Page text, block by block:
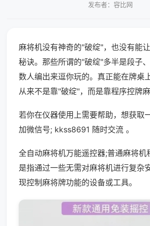
发布者：容比网
麻将机没有神奇的"破绽"，也没有能
秘诀。那些所谓的"破绽"多半是段子
数人编出来逗你玩的。真正能在牌桌
从来不是靠"破绽"，而是靠程序控牌麻
若你在仪器使用上需要帮助，想获取
加微信号; kkss8691 随时交流 。
全自动麻将机万能遥控器;普通麻将机
是指通过一些无需对麻将机进行复杂
现控制麻将牌功能的设备或工具。